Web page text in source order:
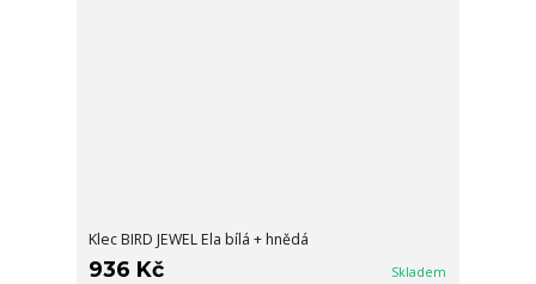
Klec BIRD JEWEL Ela bílá + hnědá
936 Kč Skladem